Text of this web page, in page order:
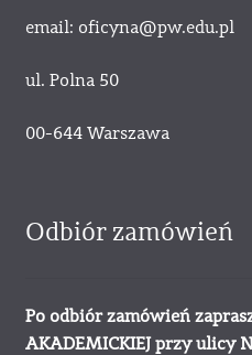
email: oficyna@pw.edu.pl
ul. Polna 50
00-644 Warszawa
Odbiór zamówień
Po odbiór zamówień
AKADEMICKIEJ przy ulicy